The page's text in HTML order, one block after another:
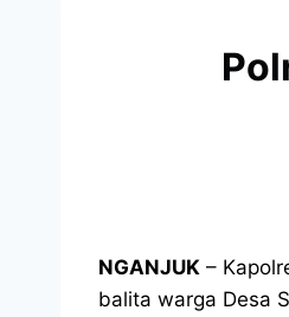
NGANJUK –
balita warga Desa